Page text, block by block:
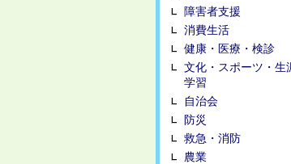
障害者支援
消費生活
健康・医療・検診
文化・スポーツ・生
学習
自治会
防災
救急・消防
農業